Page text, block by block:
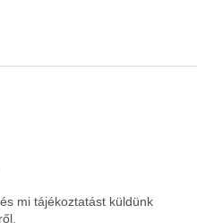
mi tájékoztatást küldünk